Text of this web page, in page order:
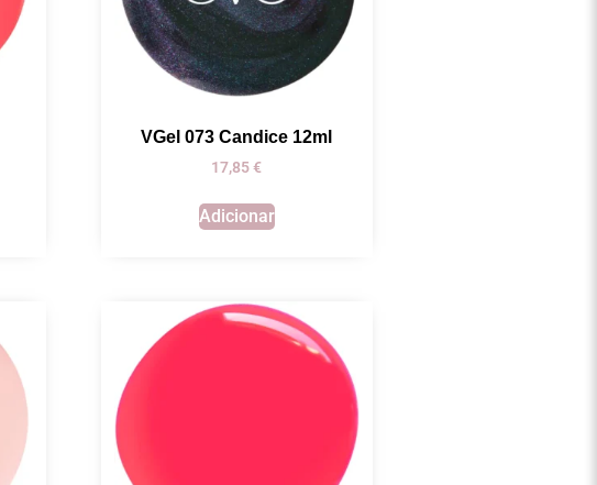
VGel 073 Candice 12ml
17,85€
Adicionar